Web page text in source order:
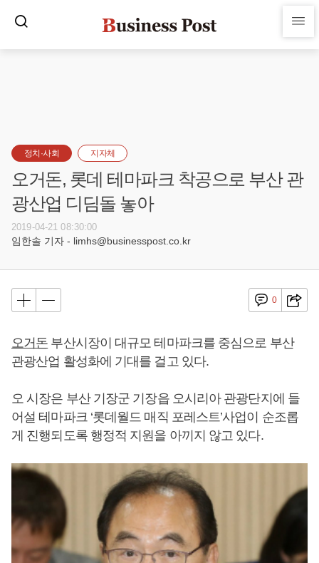
정치·사회 지자체
오거돈, 롯데 테마파크 착공으로 부산 관
광산업 디딤돌 놓아
2019-04-21 08:30:00
임한솔 기자 - limhs@businesspost.co.kr
0
오거돈 부산시장이 대규모 테마파크를 중심으로 부산
관광산업 활성화에 기대를 걸고 있다.
오 시장은 부산 기장군 기장읍 오시리아 관광단지에 들
어설 테마파크 ‘롯데월드 매직 포레스트’사업이 순조롭
게 진행되도록 행정적 지원을 아끼지 않고 있다.